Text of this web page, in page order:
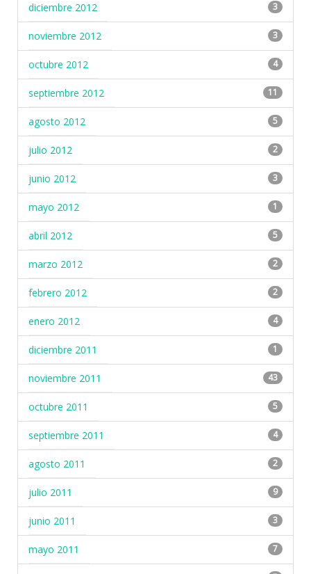
diciembre 2012 3
noviembre 2012 3
octubre 2012 4
septiembre 2012 11
agosto 2012 5
julio 2012 2
junio 2012 3
mayo 2012 1
abril 2012 5
marzo 2012 2
febrero 2012 2
enero 2012 4
diciembre 2011 1
noviembre 2011 43
octubre 2011 5
septiembre 2011 4
agosto 2011 2
julio 2011 9
junio 2011 3
mayo 2011 7